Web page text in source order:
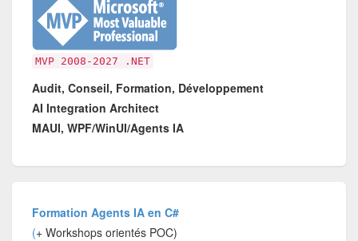
MVP 2008-2027 .NET
Audit, Conseil, Formation, Développement
AI Integration Architect
MAUI, WPF/WinUI/Agents IA
Formation Agents IA en C#
(+ Workshops orientés POC)